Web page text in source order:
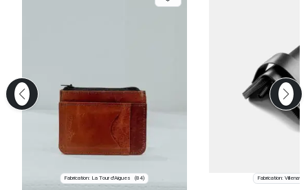
Fabrication: La Tour d'Aigues (84) Fabrication: Villenave-